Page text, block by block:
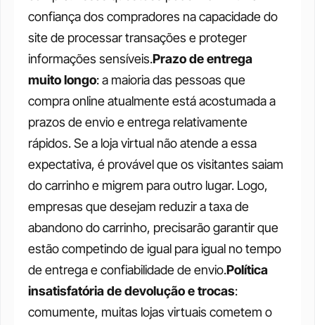
confiança dos compradores na capacidade do
site de processar transações e proteger
informações sensíveis.Prazo de entrega
muito longo: a maioria das pessoas que
compra online atualmente está acostumada a
prazos de envio e entrega relativamente
rápidos. Se a loja virtual não atende a essa
expectativa, é provável que os visitantes saiam
do carrinho e migrem para outro lugar. Logo,
empresas que desejam reduzir a taxa de
abandono do carrinho, precisarão garantir que
estão competindo de igual para igual no tempo
de entrega e confiabilidade de envio.Política
insatisfatória de devolução e trocas:
comumente, muitas lojas virtuais cometem o